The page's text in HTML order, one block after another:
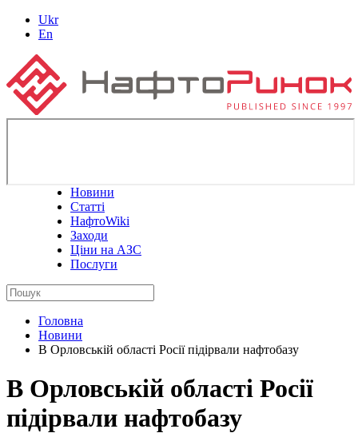
Ukr
En
Новини
Статті
НафтоWiki
Заходи
Ціни на АЗС
Послуги
Головна
Новини
В Орловській області Росії підірвали нафтобазу
В Орловській області Росії
підірвали нафтобазу